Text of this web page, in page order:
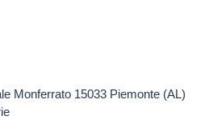
Monferrato 15033 Piemonte (AL)